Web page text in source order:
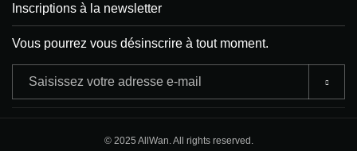
Inscriptions à la newsletter
Vous pourrez vous désinscrire à tout moment.
Adresse
e-
© 2025 AllWan. All rights reserved.